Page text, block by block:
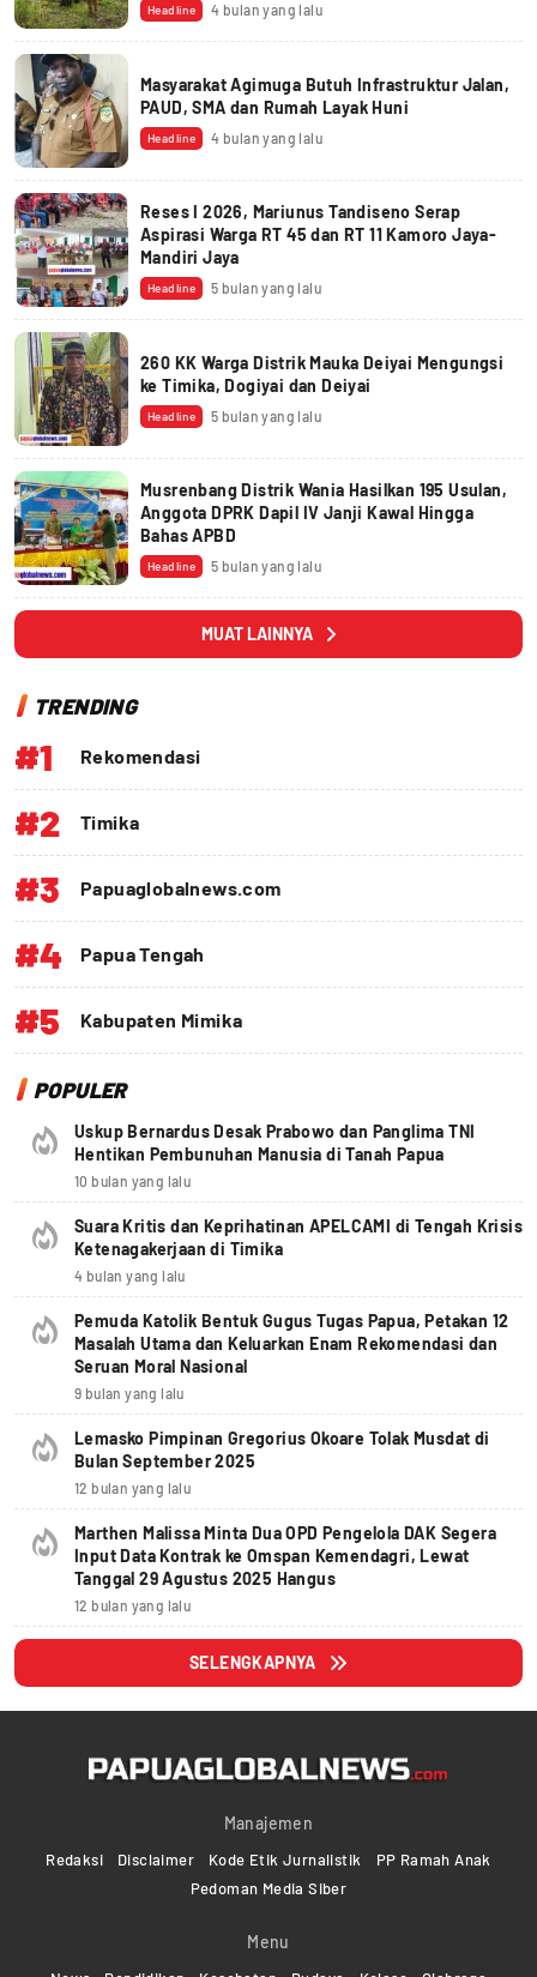
Headline 4 bulan yang lalu
Masyarakat Agimuga Butuh Infrastruktur Jalan,
PAUD, SMA dan Rumah Layak Huni
Headline 4 bulan yang lalu
Reses I 2026, Mariunus Tandiseno Serap
Aspirasi Warga RT 45 dan RT 11 Kamoro Jaya-
Mandiri Jaya
Headline 5 bulan yang lalu
260 KK Warga Distrik Mauka Deiyai Mengungsi
ke Timika, Dogiyai dan Deiyai
Headline 5 bulan yang lalu
Musrenbang Distrik Wania Hasilkan 195 Usulan,
Anggota DPRK Dapil IV Janji Kawal Hingga
Bahas APBD
Headline 5 bulan yang lalu
MUAT LAINNYA
TRENDING
#1 Rekomendasi
#2 Timika
#3 Papuaglobalnews.com
#4 Papua Tengah
#5 Kabupaten Mimika
POPULER
Uskup Bernardus Desak Prabowo dan Panglima TNI
Hentikan Pembunuhan Manusia di Tanah Papua
10 bulan yang lalu
Suara Kritis dan Keprihatinan APELCAMI di Tengah Krisis
Ketenagakerjaan di Timika
4 bulan yang lalu
Pemuda Katolik Bentuk Gugus Tugas Papua, Petakan 12
Masalah Utama dan Keluarkan Enam Rekomendasi dan
Seruan Moral Nasional
9 bulan yang lalu
Lemasko Pimpinan Gregorius Okoare Tolak Musdat di
Bulan September 2025
12 bulan yang lalu
Marthen Malissa Minta Dua OPD Pengelola DAK Segera
Input Data Kontrak ke Omspan Kemendagri, Lewat
Tanggal 29 Agustus 2025 Hangus
12 bulan yang lalu
SELENGKAPNYA
Manajemen
Redaksi Disclaimer Kode Etik Jurnalistik
PP Ramah Anak
Pedoman Media Siber
Menu